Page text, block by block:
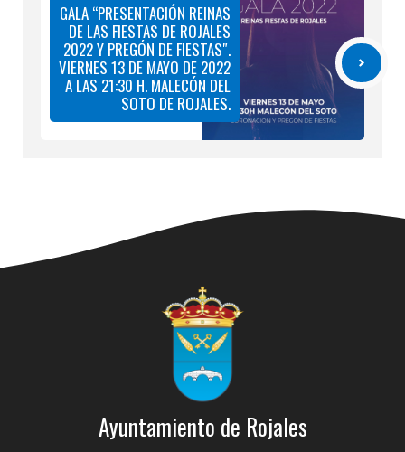
GALA “PRESENTACIÓN REINAS
DE LAS FIESTAS DE ROJALES
2022 Y PREGÓN DE FIESTAS″.
VIERNES 13 DE MAYO DE 2022
A LAS 21:30 H. MALECÓN DEL
SOTO DE ROJALES.
Ayuntamiento de Rojales